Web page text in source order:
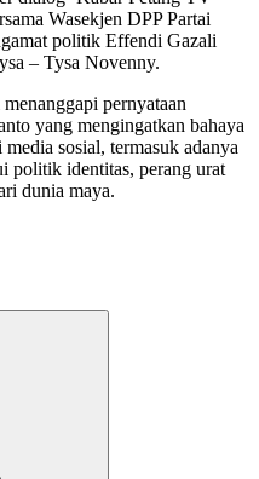
Wasekjen DPP Partai
politik Effendi Gazali
– Tysa Novenny.
pernyataan
yang mengingatkan bahaya
sosial, termasuk adanya
politik identitas, perang urat
dunia maya.